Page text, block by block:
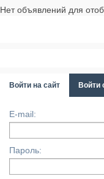
Нет объявлений для
Войти на сайт Войти
E-mail:
Пароль: